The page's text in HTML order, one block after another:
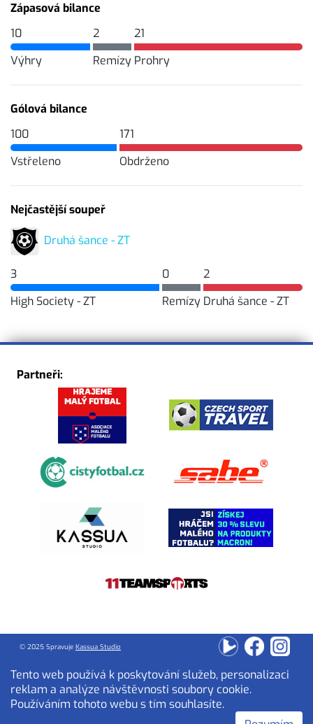
Zápasová bilance
10
Výhry
2
Remízy
21
Prohry
Gólová bilance
100
Vstřeleno
171
Obdrženo
Nejčastější soupeř
Druhá šance - ZT
3
High Society - ZT
0
Remízy
2
Druhá šance - ZT
Partneři:
© 2025 Spravuje Kassua Studio
Tento web používá k poskytování služeb, personalizaci
reklam a analýze návštěvnosti soubory cookie.
Používáním tohoto webu s tím souhlasíte.